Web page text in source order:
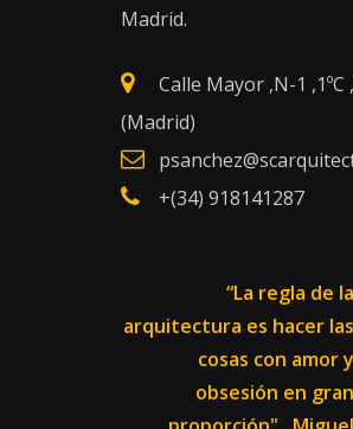
Madrid.
Calle Mayor ,N-1 ,1ºC
(Madrid)
+(34) 918141287
“La regla de la
arquitectura es hacer las
cosas con amor y
obsesión en gran